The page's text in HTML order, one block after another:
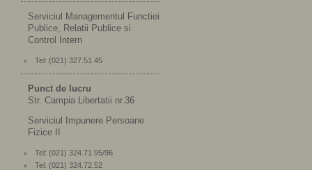
Serviciul Managementul Functiei
Publice, Relatii Publice si
Control Intern
Tel: (021) 327.51.45
Punct de lucru
Str. Campia Libertatii nr.36
Serviciul Impunere Persoane
Fizice II
Tel: (021) 324.71.95/96
Tel: (021) 324.72.52